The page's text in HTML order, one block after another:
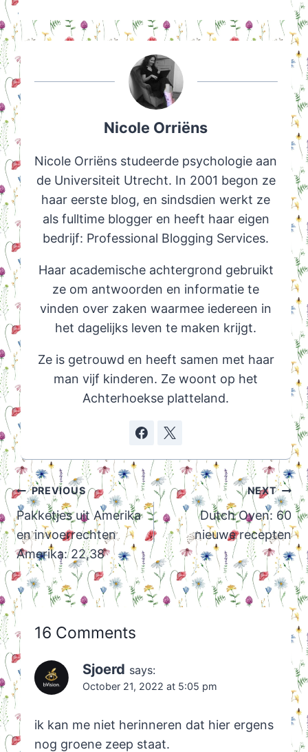
Nicole Orriëns
Nicole Orriëns studeerde psychologie aan
de Universiteit Utrecht. In 2001 begon ze
haar eerste blog, en sindsdien werkt ze
als fulltime blogger en heeft haar eigen
bedrijf: Professional Blogging Services.
Haar academische achtergrond gebruikt
ze om antwoorden en informatie te
vinden over zaken waarmee iedereen in
het dagelijks leven te maken krijgt.
Ze is getrouwd en heeft samen met haar
man vijf kinderen. Ze woont op het
Achterhoekse platteland.
Post
navigation
PREVIOUS
Pakketjes uit Amerika
en invoerrechten
Amerika: 22,38
NEXT
Dutch Oven: 60
nieuwe recepten
16 Comments
Sjoerd says:
October 21, 2022 at 5:05 pm
ik kan me niet herinneren dat hier ergens
nog groene zeep staat.